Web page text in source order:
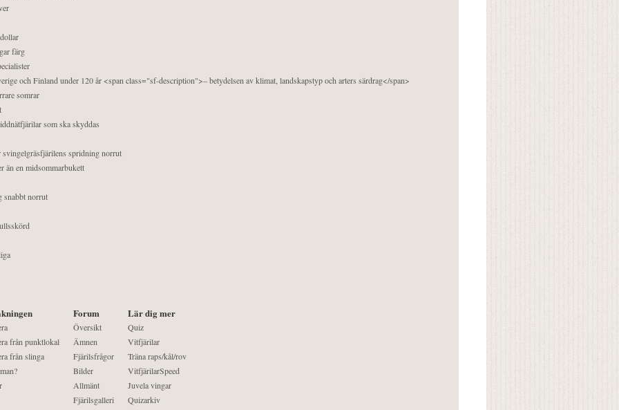
färg
och Finland under 120 år <span class="sf-description">– betydelsen av klimat, landskapstyp och arters särdrag</span>
somrar
som ska skyddas
svingelgräsfjärilens spridning norrut
än en midsommarbukett
snabbt norrut
från punktlokal
från slinga
Forum
Översikt
Ämnen
Fjärilsfrågor
Bilder
Allmänt
Fjärilsgalleri
Lär dig mer
Quiz
Vitfjärilar
Träna raps/kål/rov
VitfjärilarSpeed
Juvela vingar
Quizarkiv